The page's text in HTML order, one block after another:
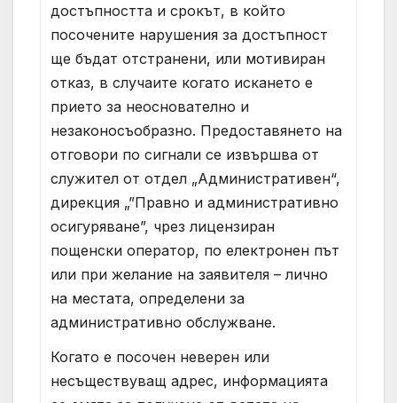
достъпността и срокът, в който
посочените нарушения за достъпност
ще бъдат отстранени, или мотивиран
отказ, в случаите когато искането е
прието за неоснователно и
незаконосъобразно. Предоставянето на
отговори по сигнали се извършва от
служител от отдел „Административен“,
дирекция „”Правно и административно
осигуряване”, чрез лицензиран
пощенски оператор, по електронен път
или при желание на заявителя – лично
на местата, определени за
административно обслужване.
Когато е посочен неверен или
несъществуващ адрес, информацията